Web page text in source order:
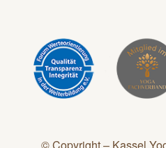
© Copyright –